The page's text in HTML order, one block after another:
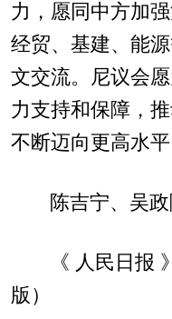
力，愿同中方加
经贸、基建、能
文交流。尼议会
力支持和保障，
不断迈向更高水平
陈吉宁、吴政
《 人民日报
版）